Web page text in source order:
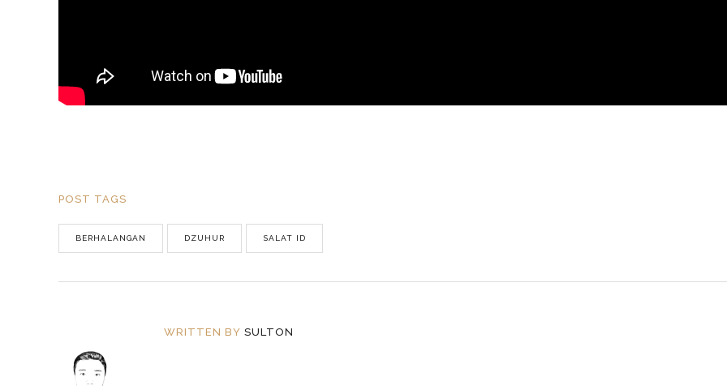
POST TAGS
BERHALANGAN DZUHUR SALAT ID
WRITTEN BY SULTON